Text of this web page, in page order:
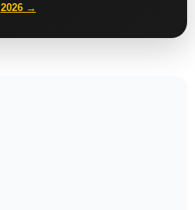
2026 →